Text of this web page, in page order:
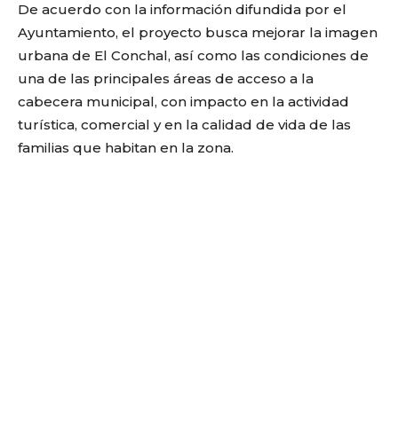
De acuerdo con la información difundida por el
Ayuntamiento, el proyecto busca mejorar la imagen
urbana de El Conchal, así como las condiciones de
una de las principales áreas de acceso a la
cabecera municipal, con impacto en la actividad
turística, comercial y en la calidad de vida de las
familias que habitan en la zona.